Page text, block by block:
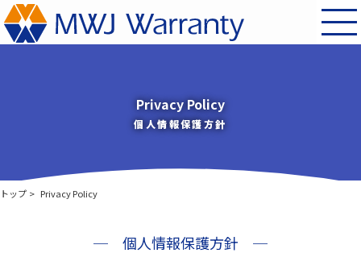
Privacy Policy
個人情報保護方針
トップ Privacy Policy
個人情報保護方針